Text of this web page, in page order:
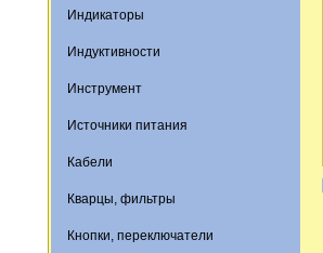
Индикаторы
Индуктивности
Инструмент
Источники питания
Кабели
Кварцы, фильтры
Кнопки, переключатели